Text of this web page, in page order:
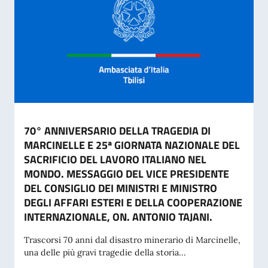
70° ANNIVERSARIO DELLA TRAGEDIA DI
MARCINELLE E 25ª GIORNATA NAZIONALE DEL
SACRIFICIO DEL LAVORO ITALIANO NEL
MONDO. MESSAGGIO DEL VICE PRESIDENTE
DEL CONSIGLIO DEI MINISTRI E MINISTRO
DEGLI AFFARI ESTERI E DELLA COOPERAZIONE
INTERNAZIONALE, ON. ANTONIO TAJANI.
Trascorsi 70 anni dal disastro minerario di Marcinelle,
una delle più gravi tragedie della storia...